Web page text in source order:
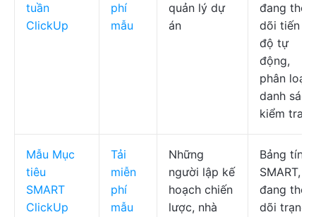
tuần
ClickUp
phí
mẫu
quản lý dự
án
đang theo
dõi tiến
độ tự
động,
phân loại,
danh sách
kiểm tra
Mẫu Mục
tiêu
SMART
ClickUp
Tải
miễn
phí
mẫu
Những
người lập kế
hoạch chiến
lược, nhà
Bảng tính
SMART,
đang theo
dõi trạng